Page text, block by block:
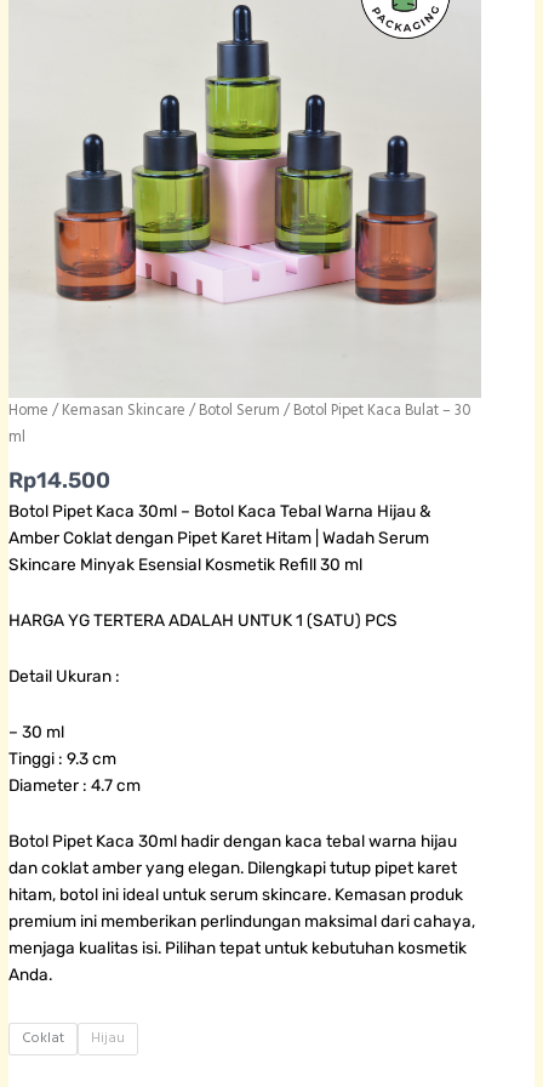
Home /Kemasan Skincare /Botol Serum / Botol Pipet Kaca Bulat – 30
ml
Rp14.500
Botol Pipet Kaca 30ml – Botol Kaca Tebal Warna Hijau &
Amber Coklat dengan Pipet Karet Hitam | Wadah Serum
Skincare Minyak Esensial Kosmetik Refill 30 ml
HARGA YG TERTERA ADALAH UNTUK 1 (SATU) PCS
Detail Ukuran :
– 30 ml
Tinggi : 9.3 cm
Diameter : 4.7 cm
Botol Pipet Kaca 30ml hadir dengan kaca tebal warna hijau
dan coklat amber yang elegan. Dilengkapi tutup pipet karet
hitam, botol ini ideal untuk serum skincare. Kemasan produk
premium ini memberikan perlindungan maksimal dari cahaya,
menjaga kualitas isi. Pilihan tepat untuk kebutuhan kosmetik
Anda.
Coklat Hijau
Botol
Pipet